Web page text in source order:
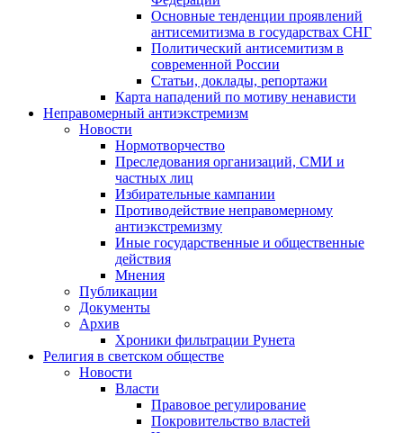
Основные тенденции проявлений
антисемитизма в государствах СНГ
Политический антисемитизм в
современной России
Статьи, доклады, репортажи
Карта нападений по мотиву ненависти
Неправомерный антиэкстремизм
Новости
Нормотворчество
Преследования организаций, СМИ и
частных лиц
Избирательные кампании
Противодействие неправомерному
антиэкстремизму
Иные государственные и общественные
действия
Мнения
Публикации
Документы
Архив
Хроники фильтрации Рунета
Религия в светском обществе
Новости
Власти
Правовое регулирование
Покровительство властей